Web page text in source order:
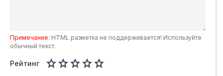
Примечание: HTML разметка не поддерживается! Используйте
обычный текст.
Рейтинг 